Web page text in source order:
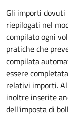
Gli importi dovuti
riepilogati nel
compilato ogni
pratiche che
compilata
essere
relativi importi.
inoltre inserite
dell'imposta di